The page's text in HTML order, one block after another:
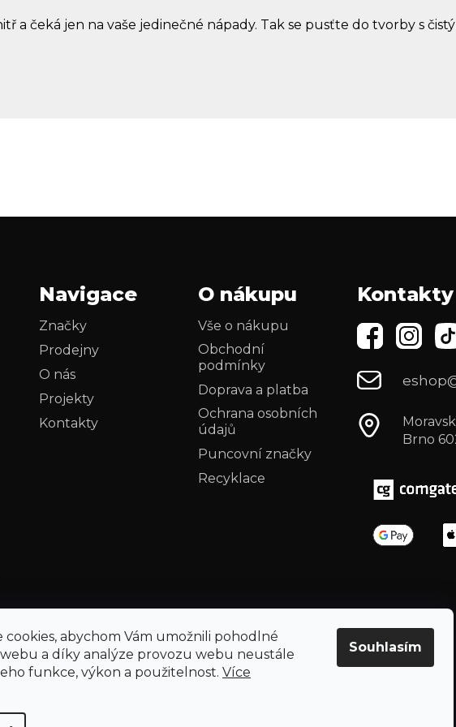
cookies, abychom Vám umožnili pohodlné
a díky analýze provozu webu neustále
funkce, výkon a použitelnost. Více
Souhlasím
a čeká jen na vaše jedinečné nápady. Tak se pusťte do tvorby s
Navigace
Značky
Prodejny
O nás
Projekty
Kontakty
O nákupu
Vše o nákupu
Obchodní
podmínky
Doprava a platba
Ochrana osobních
údajů
Puncovní značky
Recyklace
Kontakty
Brno